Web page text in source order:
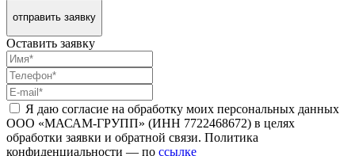
отправить заявку
Оставить заявку
Я даю согласие на обработку моих персональных данных
ООО «МАСАМ-ГРУПП» (ИНН 7722468672) в целях
обработки заявки и обратной связи. Политика
конфиденциальности — по ссылке